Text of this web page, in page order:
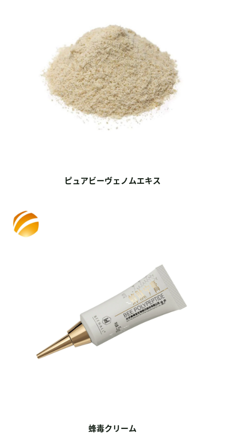
ピュアビーヴェノムエキス
蜂毒クリーム